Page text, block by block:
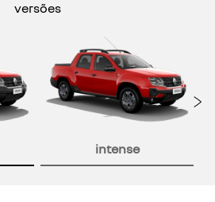
versões
intense